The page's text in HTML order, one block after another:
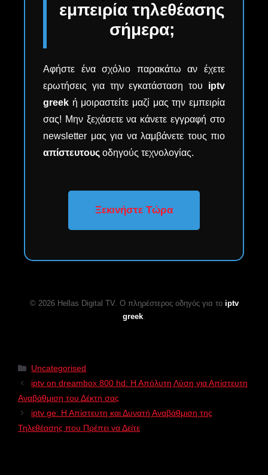
εμπειρία τηλεθέασης
σήμερα;
Αφήστε ένα σχόλιο παρακάτω αν έχετε
ερωτήσεις για την εγκατάσταση του iptv
greek ή μοιραστείτε μαζί μας την εμπειρία
σας! Μην ξεχάσετε να κάνετε εγγραφή στο
newsletter μας για να λαμβάνετε τους πιο
απίστευτους οδηγούς τεχνολογίας.
Ξεκινήστε Τώρα
© 2026 Hellas Digital TV. Ο πληρέστερος οδηγός για το iptv
greek.
Uncategorised
iptv on dreambox 800 hd: Η Απόλυτη Λύση για Απίστευτη
Αναβάθμιση του Δέκτη σας
iptv ge: Η Απίστευτη και Δυνατή Αναβάθμιση της
Τηλεθέασης που Πρέπει να Δείτε